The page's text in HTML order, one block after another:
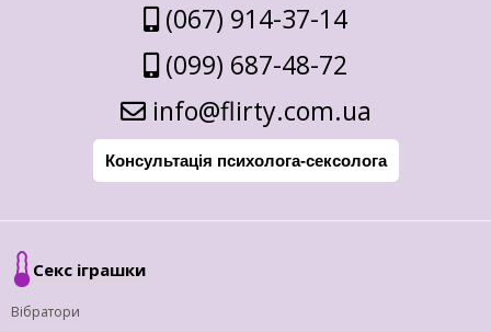
(067) 914-37-14
(099) 687-48-72
info@flirty.com.ua
Консультація психолога-сексолога
Секс іграшки
Вібратори